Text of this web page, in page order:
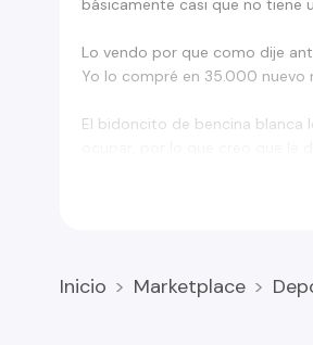
básicamente casi que no tiene
Lo vendo por que como dije
Yo lo compré en 35.000 nuevo
El bidoncito de bencina blanca
Inicio Marketplace